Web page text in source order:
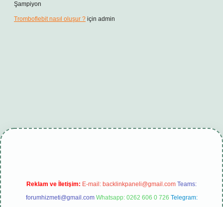
Şampiyon
Tromboflebit nasıl oluşur ? için admin
tambet girişbetexper güncel
Reklam ve İletişim: E-mail: backlinkpaneli@gmail.com Teams:
forumhizmeti@gmail.com Whatsapp: 0262 606 0 726 Telegram: